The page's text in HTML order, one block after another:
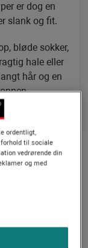
er dog en
slank og fit.
bløde sokker,
hale eller
hår og en
ordentligt,
til sociale
vedrørende din
og med